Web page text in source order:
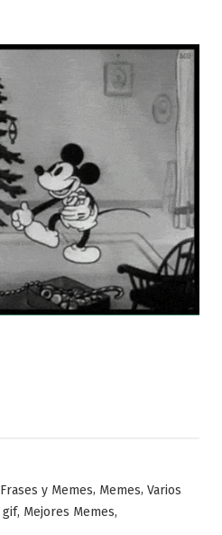
Frases y Memes, Memes, Varios
gif, Mejores Memes,